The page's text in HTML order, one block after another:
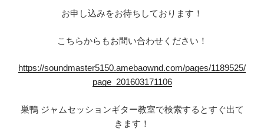
お申し込みをお待ちしております！
こちらからもお問い合わせください！
https://soundmaster5150.amebaownd.com/pages/1189525/
page_201603171106
巣鴨 ジャムセッションギター教室で検索するとすぐ出て
きます！